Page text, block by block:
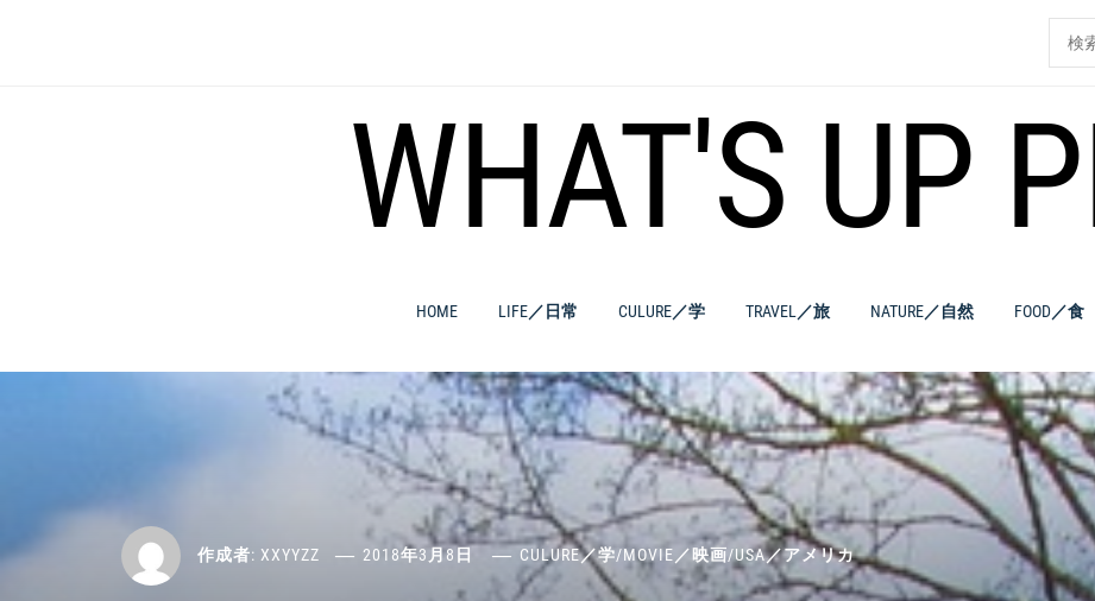
索:
WHAT'S UP
HOME LIFE／日常 CULURE／学 TRAVEL／旅 NATURE／自然 FOOD／食
作成者: XXYYZZ 2018年3月8日 CULURE／学/MOVIE／映画/USA／アメリカ